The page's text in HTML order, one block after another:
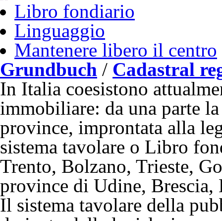
Libro fondiario
Linguaggio
Mantenere libero il centro
Grundbuch / Cadastral
In Italia coesistono
immobiliare: da una parte
province, improntata alla
sistema tavolare o Libro
Trento, Bolzano, Trieste,
province di Udine, Brescia,
Il sistema tavolare della